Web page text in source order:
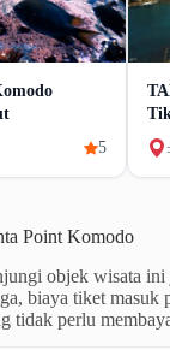
5
Point Komodo
objek wisata ini
biaya tiket masuk
tidak perlu